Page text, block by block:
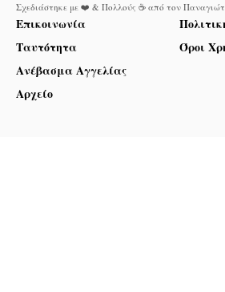
Σχεδιάστηκε με ❤️ & Πολλούς ☕ από τον
Επικοινωνία
Ταυτότητα
Ανέβασμα Αγγελίας
Αρχείο
Όροι